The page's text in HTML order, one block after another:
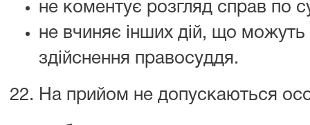
не коментує розгляд справ по
не вчиняє інших дій, що
здійснення правосуддя.
На прийом не допускаються